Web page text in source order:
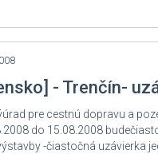
- Trenčín-
pre cestnú dopravu a
do 15.08.2008
-čiastočná uzávierka